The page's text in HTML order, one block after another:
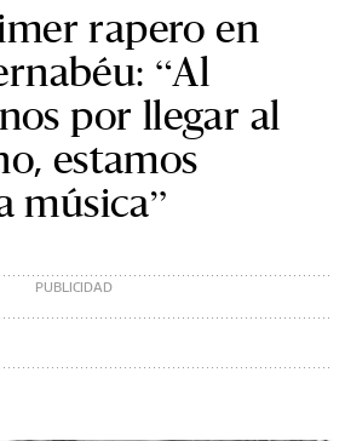
rapero en
“Al
por llegar al
estamos
música”